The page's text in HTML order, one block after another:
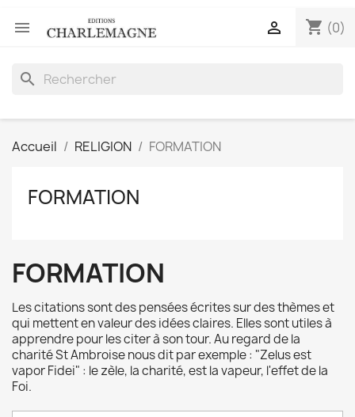
 shopping_cart (0)

search
Accueil RELIGION FORMATION
FORMATION
FORMATION
Les citations sont des pensées écrites sur des thèmes et
qui mettent en valeur des idées claires. Elles sont utiles à
apprendre pour les citer à son tour. Au regard de la
charité St Ambroise nous dit par exemple : "Zelus est
vapor Fidei" : le zèle, la charité, est la vapeur, l'effet de la
Foi.